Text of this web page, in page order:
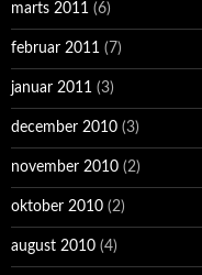
marts 2011 (6)
februar 2011 (7)
januar 2011 (3)
december 2010 (3)
november 2010 (2)
oktober 2010 (2)
august 2010 (4)